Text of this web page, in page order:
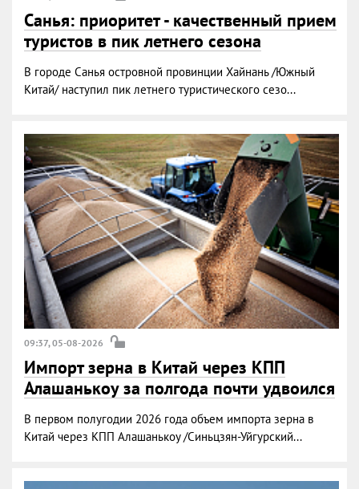
Санья: приоритет - качественный прием
туристов в пик летнего сезона
В городе Санья островной провинции Хайнань /Южный
Китай/ наступил пик летнего туристического сезо...
09:37, 05-08-2026
Импорт зерна в Китай через КПП
Алашанькоу за полгода почти удвоился
В первом полугодии 2026 года объем импорта зерна в
Китай через КПП Алашанькоу /Синьцзян-Уйгурский...